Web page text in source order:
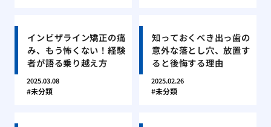
インビザライン矯正の痛
み、もう怖くない！経験
者が語る乗り越え方
2025.03.08
未分類
知っておくべき出っ歯の
意外な落とし穴、放置す
ると後悔する理由
2025.02.26
未分類